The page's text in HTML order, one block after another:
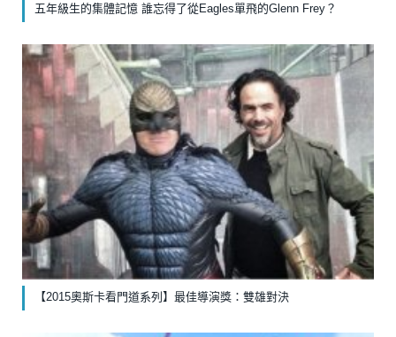
五年級生的集體記憶 誰忘得了從Eagles單飛的Glenn Frey？
【2015奧斯卡看門道系列】最佳導演獎：雙雄對決